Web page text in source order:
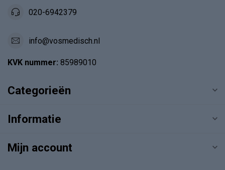
020-6942379
info@vosmedisch.nl
KVK nummer: 85989010
Categorieën
Informatie
Mijn account